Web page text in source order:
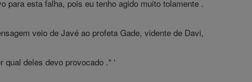
para esta falha, pois eu tenho agido muito tolamente .
veio de Javé ao profeta Gade, vidente de Davi,
deles devo provocado ." '